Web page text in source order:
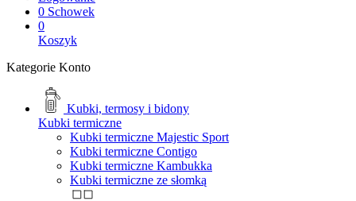
0 Schowek
0
Koszyk
Kategorie Konto
Kubki, termosy i bidony
Kubki termiczne
Kubki termiczne Majestic Sport
Kubki termiczne Contigo
Kubki termiczne Kambukka
Kubki termiczne ze słomką